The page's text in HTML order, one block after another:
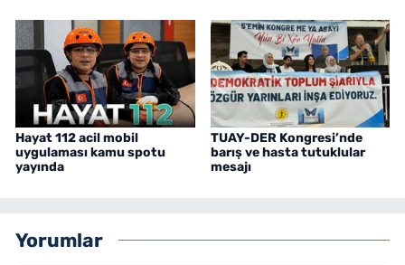
Hayat 112 acil mobil
uygulaması kamu spotu
yayında
TUAY-DER Kongresi’nde
barış ve hasta tutuklular
mesajı
Yorumlar